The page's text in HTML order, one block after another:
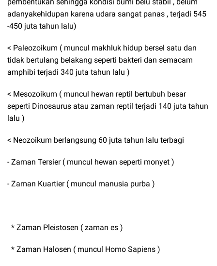
adanyakehidupan karena udara sangat panas , terjadi 545
-450 juta tahun lalu)
< Paleozoikum ( muncul makhluk hidup bersel satu dan
tidak bertulang belakang seperti bakteri dan semacam
amphibi terjadi 340 juta tahun lalu )
< Mesozoikum ( muncul hewan reptil bertubuh besar
seperti Dinosaurus atau zaman reptil terjadi 140 juta tahun
lalu )
< Neozoikum berlangsung 60 juta tahun lalu terbagi
- Zaman Tersier ( muncul hewan seperti monyet )
- Zaman Kuartier ( muncul manusia purba )
* Zaman Pleistosen ( zaman es )
* Zaman Halosen ( muncul Homo Sapiens )